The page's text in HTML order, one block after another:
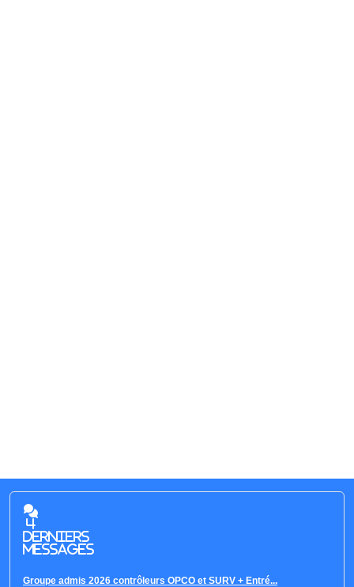
4
derniers
messages
Groupe admis 2026 contrôleurs OPCO et SURV + Entré...